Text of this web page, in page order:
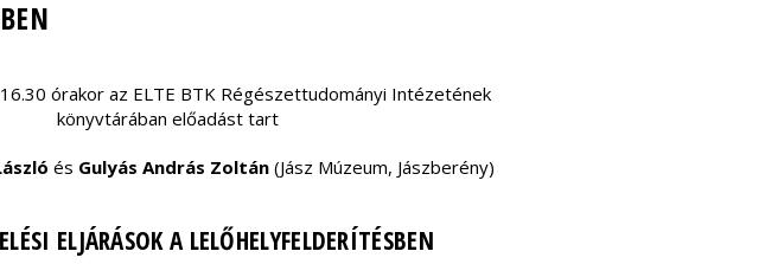
órakor az ELTE BTK Régészettudományi Intézetének
könyvtárában előadást tart
és Gulyás András Zoltán (Jász Múzeum, Jászberény)
ELJÁRÁSOK A LELŐHELYFELDERÍTÉSBEN